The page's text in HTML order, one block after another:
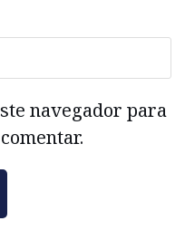
navegador para